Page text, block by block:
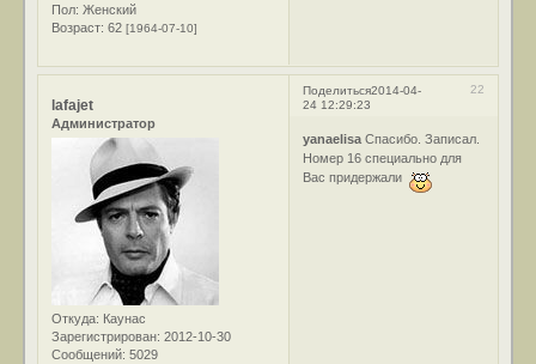
Пол: Женский
Возраст: 62[1964-07-10]
Поделиться 22
2014-04-
24 12:29:23
lafajet
Администратор
Откуда: Каунас
Зарегистрирован: 2012-10-30
Сообщений: 5029
yanaelisa Спасибо. Записал.
Номер 16 специально для
Вас придержали